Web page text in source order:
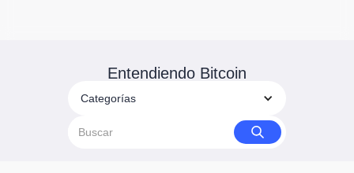
Entendiendo Bitcoin
Categorías